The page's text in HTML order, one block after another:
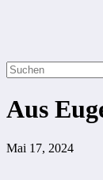
Aus
Mai 17, 2024